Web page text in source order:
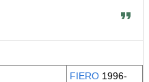
FIERO 1996-